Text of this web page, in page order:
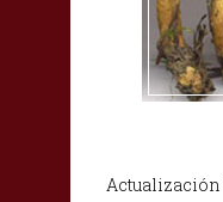
Actualización